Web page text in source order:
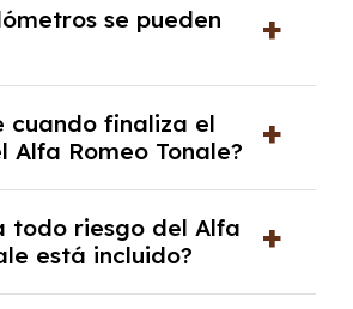
varía entre 2 y 5
se pueden
variar entre 10,000 y
Si excedes ese límite,
cargo adicional.
cuando finaliza el
Alfa Romeo Tonale?
por uno nuevo o, en algunos
a un precio previamente
todo riesgo del Alfa
está incluido?